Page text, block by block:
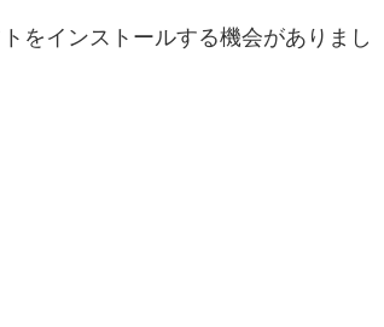
をインストールする機会がありまし